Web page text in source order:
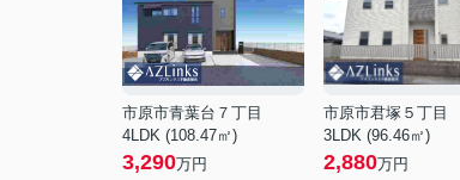
市原市青葉台７丁目
4LDK (108.47㎡)
3,290万円
市原市君塚５丁目
3LDK (96.46㎡)
2,880万円